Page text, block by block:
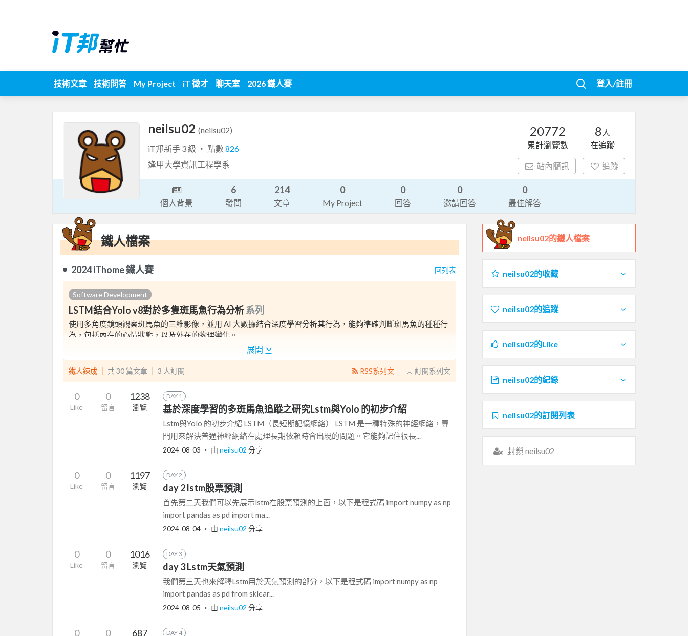
技術文章 技術問答 My Project iT 徵才 聊天室 2026 鐵人賽 登入/註冊
neilsu02 (neilsu02)
iT邦新手 3 級 ‧ 點數826
逢甲大學資訊工程學系
20772
累計瀏覽數
8 人
在追蹤
站內簡訊 追蹤
個人背景
6
發問
214
文章
0
My Project
0
回答
0
邀請回答
0
最佳解答
鐵人檔案
2024 iThome 鐵人賽 回列表
Software Development
LSTM結合Yolo v8對於多隻斑馬魚行為分析系列
使用多角度鏡頭觀察斑馬魚的三維影像，並用 AI 大數據結合深度學習分析其行為，能夠準確判斷斑馬魚的種種行
為，包括內在的心情狀態，以及外在的物理變化。
展開
鐵人鍊成 ｜ 共 30 篇文章 ｜ 3 人訂閱 訂閱系列文
RSS系列文
0
Like
0
留言
1238
瀏覽
DAY 1
基於深度學習的多斑馬魚追蹤之研究Lstm與Yolo 的初步介紹
Lstm與Yolo 的初步介紹 LSTM（長短期記憶網絡） LSTM 是一種特殊的神經網絡，專
門用來解決普通神經網絡在處理長期依賴時會出現的問題。它能夠記住很長...
2024-08-03 ‧ 由 neilsu02 分享
0
Like
0
留言
1197
瀏覽
DAY 2
day 2 lstm股票預測
首先第二天我們可以先展示lstm在股票預測的上面，以下是程式碼 import numpy as np
import pandas as pd import ma...
2024-08-04 ‧ 由 neilsu02 分享
0
Like
0
留言
1016
瀏覽
DAY 3
day 3 Lstm天氣預測
我們第三天也來解釋Lstm用於天氣預測的部分，以下是程式碼 import numpy as np
import pandas as pd from sklear...
2024-08-05 ‧ 由 neilsu02 分享
0 0 687 DAY 4
neilsu02的鐵人檔案
neilsu02的收藏
neilsu02的追蹤
neilsu02的Like
neilsu02的紀錄
neilsu02的訂閱列表
封鎖 neilsu02